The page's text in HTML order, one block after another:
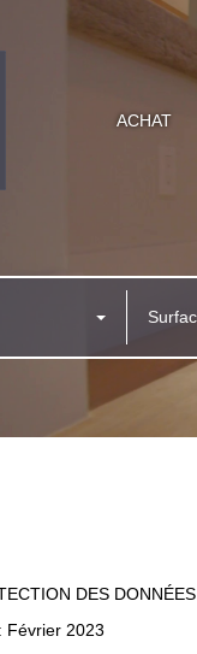
ACHAT
DES DONNÉES
Février 2023